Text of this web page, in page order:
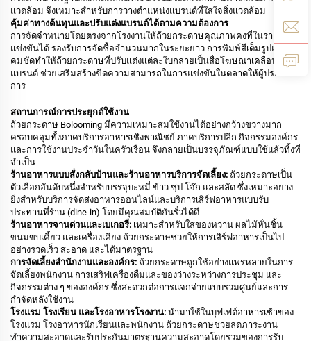
แวดล้อม จึงเหมาะสำหรับการวางตำแหน่งแบรนด์ที่ใส่ใจสิ่งแวดล้อม
คุ้มค่าทางต้นทุนและปรับแต่งแบรนด์ได้ตามความต้องการ
การจัดจำหน่ายโดยตรงจากโรงงานให้ถ้วยกระดาษคุณภาพคงที่ในราคาส่งที่
แข่งขันได้ รองรับการจัดซื้อจำนวนมากในระยะยาว การพิมพ์สีเต็มรูปแบบที่
คมชัดทำให้ถ้วยกระดาษที่ปรับแต่งแต่ละใบกลายเป็นสื่อโฆษณาเคลื่อนที่ของ
แบรนด์ ช่วยเสริมสร้างขีดความสามารถในการแข่งขันในตลาดให้ผู้ประกอบ
การ
สถานการณ์การประยุกต์ใช้งาน
ถ้วยกระดาษ Bolooming มีความเหมาะสมใช้งานได้อย่างกว้างขวางมาก
ครอบคลุมทั้งภาคบริการอาหารเชิงพาณิชย์ ภาคบริการปลีก กิจกรรมองค์กร
และการใช้งานประจำวันในครัวเรือน จึงกลายเป็นบรรจุภัณฑ์แบบใช้แล้วทิ้งที่
จำเป็น
ร้านอาหารแบบสั่งกลับบ้านและร้านอาหารบริการจัดเลี้ยง: ถ้วยกระดาษเป็น
ตัวเลือกอันดับหนึ่งสำหรับบรรจุบะหมี่ ข้าว ซุป โจ๊ก และสลัด ซึ่งเหมาะอย่าง
ยิ่งสำหรับบริการจัดส่งอาหารออนไลน์และบริการเสิร์ฟอาหารแบบรับ
ประทานที่ร้าน (dine-in) โดยมีคุณสมบัติกันรั่วได้ดี
ร้านอาหารจานด่วนและเบเกอรี่: เหมาะสำหรับใส่ของหวาน ผลไม้หั่นชิ้น
ขนมขบเคี้ยว และเครื่องเคียง ถ้วยกระดาษช่วยให้การเสิร์ฟอาหารเป็นไป
อย่างรวดเร็ว สะอาด และได้มาตรฐาน
การจัดเลี้ยงสำนักงานและองค์กร: ถ้วยกระดาษถูกใช้อย่างแพร่หลายในการ
จัดเลี้ยงพนักงาน การเสริฟเครื่องดื่มและของว่างระหว่างการประชุม และ
กิจกรรมต่าง ๆ ขององค์กร ซึ่งสะดวกต่อการแจกจ่ายแบบรวมศูนย์และการ
กำจัดหลังใช้งาน
โรงแรม โรงเรียน และโรงอาหารโรงงาน: นำมาใช้ในบุฟเฟต์อาหารเช้าของ
โรงแรม โรงอาหารนักเรียนและพนักงาน ถ้วยกระดาษช่วยลดภาระงาน
ทำความสะอาดและรับประกันมาตรฐานความสะอาดโดยรวมของการรับ